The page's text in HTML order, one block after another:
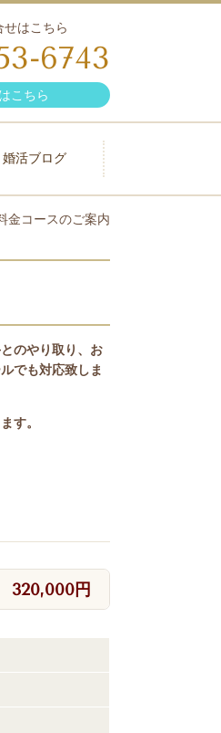
はこちら
6743
こちら
婚活ブログ
金コースのご案内
のやり取り、お
でも対応致しま
す。
320,000円